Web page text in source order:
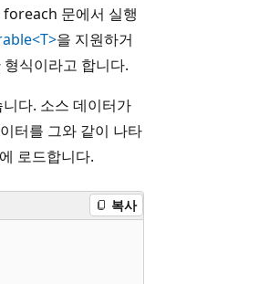
foreach 문에서 실행
을 지원하거
식이라고 합니다.
다. 소스 데이터가
터를 그와 같이 나타
로드합니다.
복사